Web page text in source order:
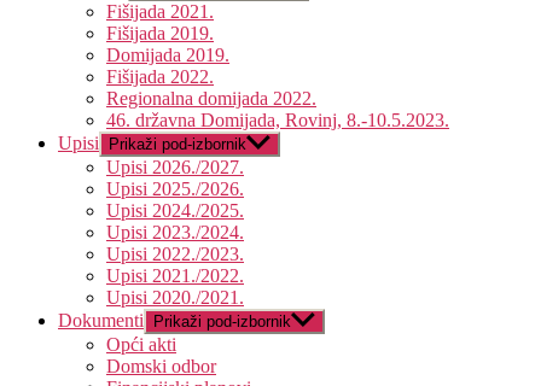
Fišijada 2021.
Fišijada 2019.
Domijada 2019.
Fišijada 2022.
Regionalna domijada 2022.
46. državna Domijada, Rovinj, 8.-10.5.2023.
Upisi
Prikaži pod-izbornik
Upisi 2026./2027.
Upisi 2025./2026.
Upisi 2024./2025.
Upisi 2023./2024.
Upisi 2022./2023.
Upisi 2021./2022.
Upisi 2020./2021.
Dokumenti
Prikaži pod-izbornik
Opći akti
Domski odbor